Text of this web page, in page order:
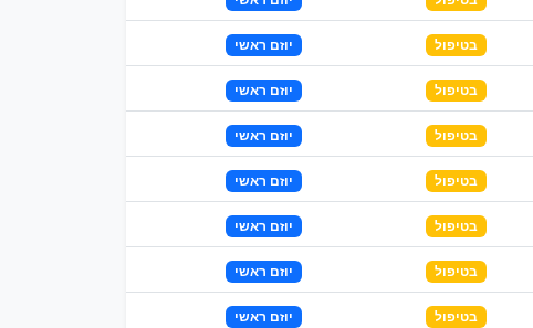
בטיפול יוזם ראשי
בטיפול יוזם ראשי
בטיפול יוזם ראשי
בטיפול יוזם ראשי
בטיפול יוזם ראשי
בטיפול יוזם ראשי
בטיפול יוזם ראשי